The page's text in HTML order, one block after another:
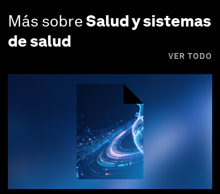
Más sobreSalud y sistemas
de salud
VER TODO